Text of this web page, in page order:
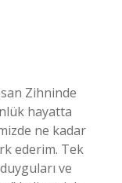
Zihninde
hayatta
ne kadar
ederim. Tek
ve